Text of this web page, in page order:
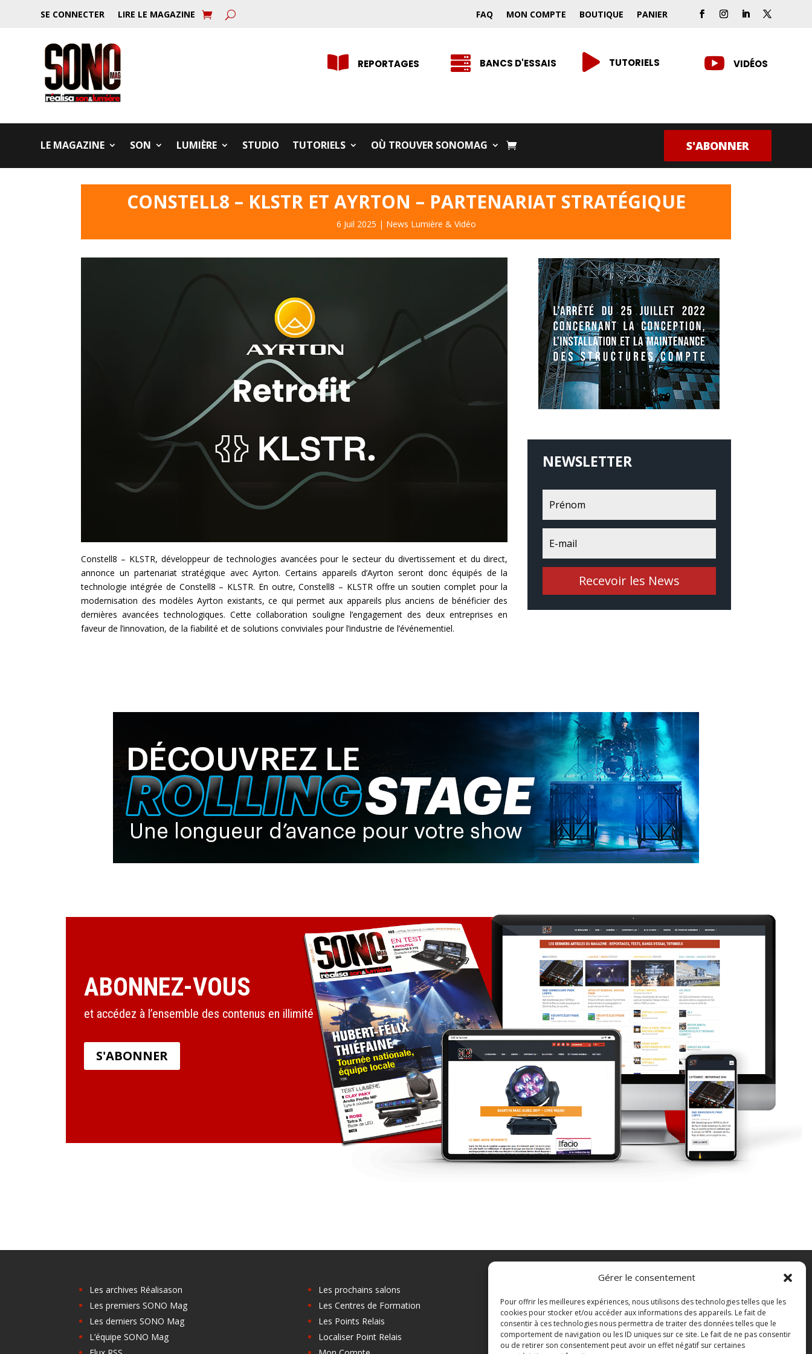
Gérer le consentement
Pour offrir les meilleures expériences, nous utilisons des technologies telles que les
cookies pour stocker et/ou accéder aux informations des appareils. Le fait de
consentir à ces technologies nous permettra de traiter des données telles que le
comportement de navigation ou les ID uniques sur ce site. Le fait de ne pas consentir
ou de retirer son consentement peut avoir un effet négatif sur certaines
SE CONNECTER LIRE LE MAGAZINE FAQ MON COMPTE BOUTIQUE PANIER
 REPORTAGES  BANCS D'ESSAIS  TUTORIELS  VIDÉOS
LE MAGAZINE SON LUMIÈRE STUDIO TUTORIELS OÙ TROUVER SONOMAG S'ABONNER
CONSTELL8 – KLSTR ET AYRTON – PARTENARIAT STRATÉGIQUE
6 Juil 2025 | News Lumière & Vidéo
Constell8 – KLSTR, développeur de technologies avancées pour le secteur du divertissement et du direct,
annonce un partenariat stratégique avec Ayrton. Certains appareils d’Ayrton seront donc équipés de la
technologie intégrée de Constell8 – KLSTR. En outre, Constell8 – KLSTR offre un soutien complet pour la
modernisation des modèles Ayrton existants, ce qui permet aux appareils plus anciens de bénéficier des
dernières avancées technologiques. Cette collaboration souligne l’engagement des deux entreprises en
faveur de l’innovation, de la fiabilité et de solutions conviviales pour l’industrie de l’événementiel.
NEWSLETTER
Recevoir les News
ABONNEZ-VOUS
et accédez à l’ensemble des contenus en illimité
S'ABONNER
Les archives Réalisason
Les premiers SONO Mag
Les derniers SONO Mag
L’équipe SONO Mag
Les prochains salons
Les Centres de Formation
Les Points Relais
Localiser Point Relais
Contact
Boutique
Abonnements Sono mag | intégral ou